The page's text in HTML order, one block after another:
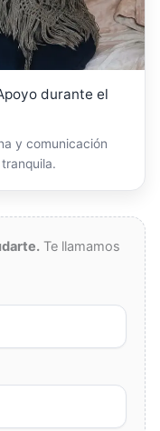
durante el
y comunicación
Te llamamos